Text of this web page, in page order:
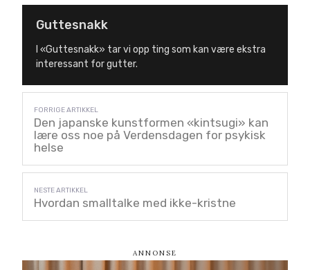
Guttesnakk
I «Guttesnakk» tar vi opp ting som kan være ekstra
interessant for gutter.
Den japanske kunstformen «kintsugi» kan
lære oss noe på Verdensdagen for psykisk
helse
Hvordan smalltalke med ikke-kristne